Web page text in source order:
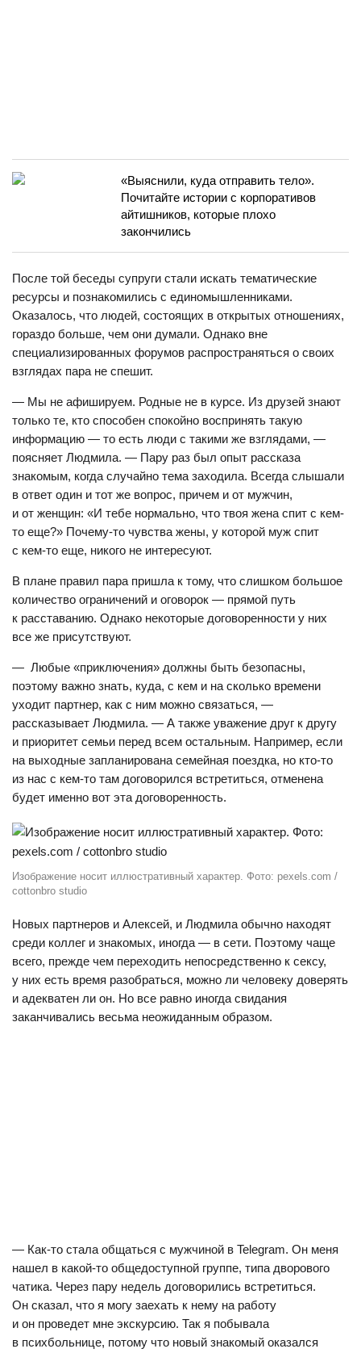
Всё о безопасности и ответы на другие вопросы
вы можете узнать по ссылке.
«Выяснили, куда отправить тело».
Почитайте истории с корпоративов
айтишников, которые плохо
закончились
После той беседы супруги стали искать тематические
ресурсы и познакомились с единомышленниками.
Оказалось, что людей, состоящих в открытых отношениях,
гораздо больше, чем они думали. Однако вне
специализированных форумов распространяться о своих
взглядах пара не спешит.
— Мы не афишируем. Родные не в курсе. Из друзей знают
только те, кто способен спокойно воспринять такую
информацию — то есть люди с такими же взглядами, —
поясняет Людмила. — Пару раз был опыт рассказа
знакомым, когда случайно тема заходила. Всегда слышали
в ответ один и тот же вопрос, причем и от мужчин,
и от женщин: «И тебе нормально, что твоя жена спит с кем-
то еще?» Почему-то чувства жены, у которой муж спит
с кем-то еще, никого не интересуют.
В плане правил пара пришла к тому, что слишком большое
количество ограничений и оговорок — прямой путь
к расставанию. Однако некоторые договоренности у них
все же присутствуют.
— Любые «приключения» должны быть безопасны,
поэтому важно знать, куда, с кем и на сколько времени
уходит партнер, как с ним можно связаться, —
рассказывает Людмила. — А также уважение друг к другу
и приоритет семьи перед всем остальным. Например, если
на выходные запланирована семейная поездка, но кто-то
из нас с кем-то там договорился встретиться, отменена
будет именно вот эта договоренность.
Изображение носит иллюстративный характер. Фото: pexels.com /
cottonbro studio
Новых партнеров и Алексей, и Людмила обычно находят
среди коллег и знакомых, иногда — в сети. Поэтому чаще
всего, прежде чем переходить непосредственно к сексу,
у них есть время разобраться, можно ли человеку доверять
и адекватен ли он. Но все равно иногда свидания
заканчивались весьма неожиданным образом.
— Как-то стала общаться с мужчиной в Telegram. Он меня
нашел в какой-то общедоступной группе, типа дворового
чатика. Через пару недель договорились встретиться.
Он сказал, что я могу заехать к нему на работу
и он проведет мне экскурсию. Так я побывала
в психбольнице, потому что новый знакомый оказался